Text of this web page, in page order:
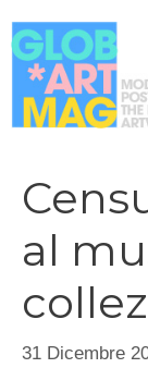
al
contenuto
al
31 Dicembre